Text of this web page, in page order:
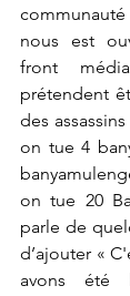
nous est
front
prétendent
des
on tue 4
on tue 20
parle de
d’ajouter «
avons été